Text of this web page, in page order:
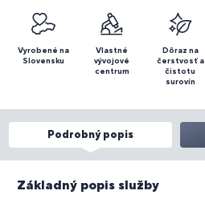
Vyrobené na
Slovensku
Vlastné
vývojové
centrum
Dôraz na
čerstvosť a
čistotu
surovín
Podrobný popis
Základný popis služby